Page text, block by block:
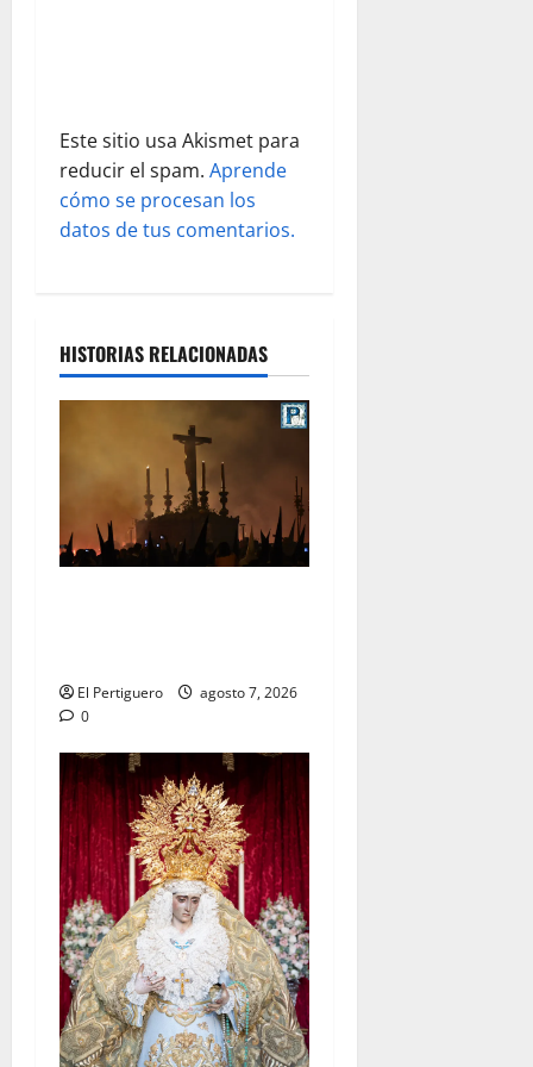
d
a
s
Este sitio usa Akismet para
reducir el spam. Aprende
cómo se procesan los
datos de tus comentarios.
HISTORIAS RELACIONADAS
El Pertiguero
agosto 7, 2026
0